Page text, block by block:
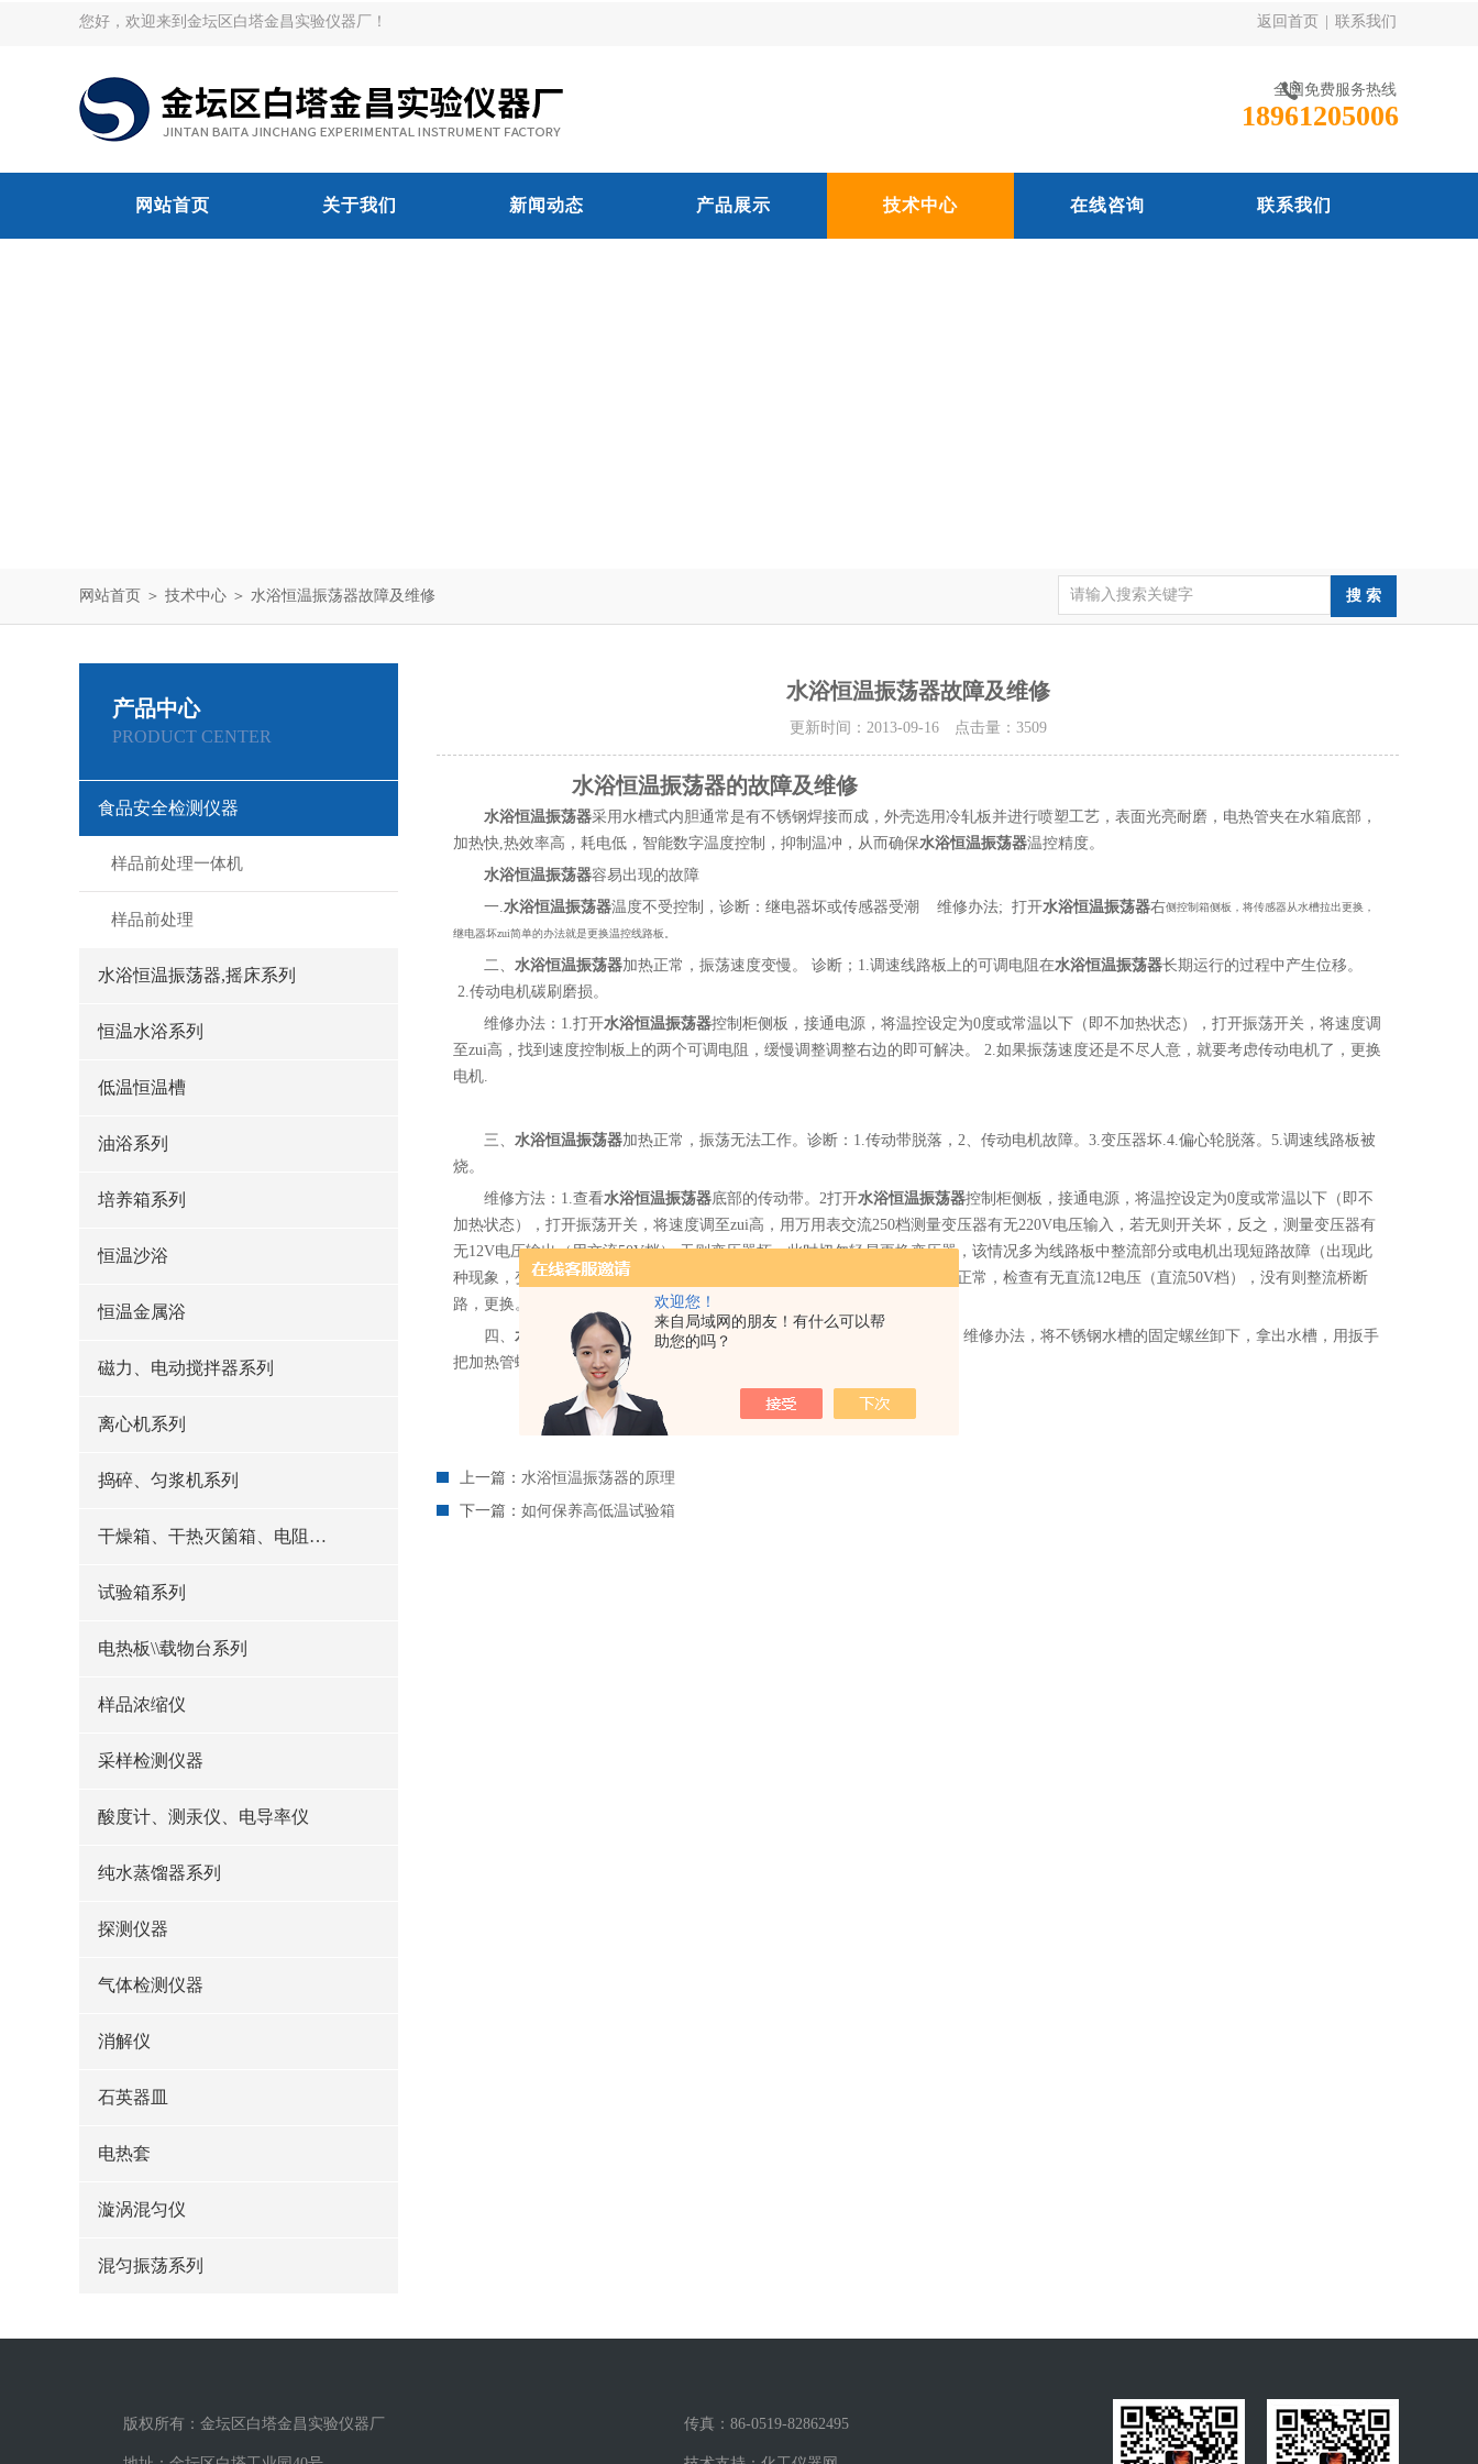
欢迎您！
来自局域网的朋友！有什么可以帮
助您的吗？
您好，欢迎来到金坛区白塔金昌实验仪器厂！ 返回首页 联系我们
全国免费服务热线
18961205006
网站首页 关于我们 新闻动态 产品展示 技术中心 在线咨询 联系我们
网站首页 ＞ 技术中心 ＞ 水浴恒温振荡器故障及维修
产品中心
PRODUCT CENTER
食品安全检测仪器
样品前处理一体机
样品前处理
水浴恒温振荡器,摇床系列
恒温水浴系列
低温恒温槽
油浴系列
培养箱系列
恒温沙浴
恒温金属浴
磁力、电动搅拌器系列
离心机系列
捣碎、匀浆机系列
干燥箱、干热灭箘箱、电阻炉系列
试验箱系列
电热板\\载物台系列
样品浓缩仪
采样检测仪器
酸度计、测汞仪、电导率仪
纯水蒸馏器系列
探测仪器
气体检测仪器
消解仪
石英器皿
电热套
漩涡混匀仪
混匀振荡系列
水浴恒温振荡器故障及维修
更新时间：2013-09-16 点击量： 3509
水浴恒温振荡器的故障及维修
水浴恒温振荡器采用水槽式内胆通常是有不锈钢焊接而成，外壳选用冷轧板并进行喷塑工艺，表面光亮耐磨，电热管夹在水箱底部，
加热快,热效率高，耗电低，智能数字温度控制，抑制温冲，从而确保水浴恒温振荡器温控精度。
水浴恒温振荡器容易出现的故障
一.水浴恒温振荡器温度不受控制，诊断：继电器坏或传感器受潮 维修办法; 打开水浴恒温振荡器右侧控制箱侧板，将传感器从水槽拉出更换，
继电器坏zui简单的办法就是更换温控线路板。
二、 水浴恒温振荡器加热正常，振荡速度变慢。 诊断；1.调速线路板上的可调电阻在水浴恒温振荡器长期运行的过程中产生位移。
2.传动电机碳刷磨损。
维修办法：1.打开水浴恒温振荡器控制柜侧板，接通电源，将温控设定为0度或常温以下（即不加热状态），打开振荡开关，将速度调
至zui高，找到速度控制板上的两个可调电阻，缓慢调整调整右边的即可解决。 2.如果振荡速度还是不尽人意，就要考虑传动电机了，更换
电机.
三、 水浴恒温振荡器加热正常，振荡无法工作。诊断：1.传动带脱落，2、传动电机故障。3.变压器坏.4.偏心轮脱落。5.调速线路板被
烧。
维修方法：1.查看水浴恒温振荡器底部的传动带。2打开水浴恒温振荡器控制柜侧板，接通电源，将温控设定为0度或常温以下（即不
加热状态），打开振荡开关，将速度调至zui高，用万用表交流250档测量变压器有无220V电压输入，若无则开关坏，反之，测量变压器有
无12V电压输出（用交流50V档）,无则变压器坏，此时切勿轻易更换变压器，该情况多为线路板中整流部分或电机出现短路故障（出现此
种现象，变压器外观有烧焦现象），在排除以上情况，更换即可。12V电压正常，检查有无直流12电压（直流50V档），没有则整流桥断
路，更换。有则检查有无电压输出至电机（5-8V左右），有则电机坏.
四、 水浴恒温振荡器振荡正常，仪表温度显示常温 诊断：加热管坏， 维修办法，将不锈钢水槽的固定螺丝卸下，拿出水槽，用扳手
把加热管螺母拧下，更换加热管.
上一篇： 水浴恒温振荡器的原理
下一篇： 如何保养高低温试验箱
版权所有：金坛区白塔金昌实验仪器厂 传真：86-0519-82862495